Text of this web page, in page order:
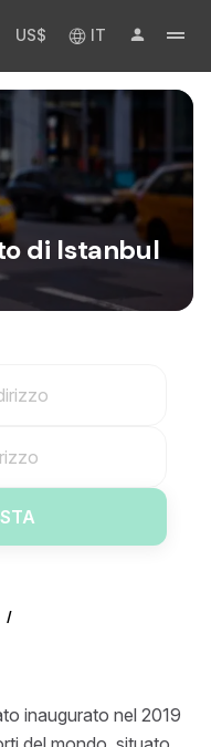
US$ IT
di Istanbul
/
inaugurato nel 2019